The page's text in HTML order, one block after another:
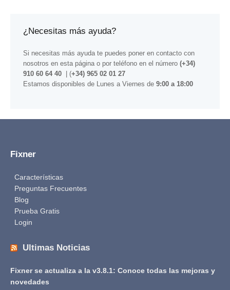
¿Necesitas más ayuda?
Si necesitas más ayuda te puedes poner en contacto con
nosotros en esta páginao por teléfono en el número (+34)
910 60 64 40
| (+34) 965 02 01 27
Estamos disponibles de Lunes a Viernes de 9:00 a 18:00
Fixner
Características
Preguntas Frecuentes
Blog
Prueba Gratis
Login
Ultimas Noticias
Fixner se actualiza a la v3.8.1: Conoce todas las mejoras y
novedades